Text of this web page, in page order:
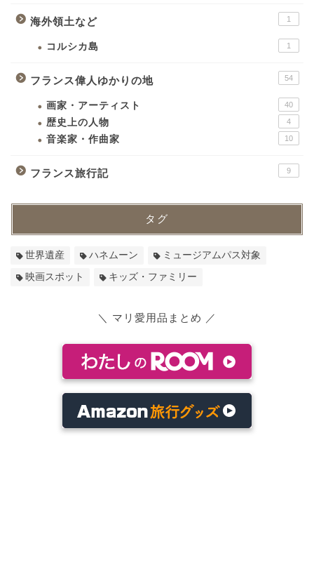
海外領土など 1
コルシカ島 1
フランス偉人ゆかりの地 54
画家・アーティスト 40
歴史上の人物 4
音楽家・作曲家 10
フランス旅行記 9
タグ
世界遺産 ハネムーン ミュージアムパス対象
映画スポット キッズ・ファミリー
＼ マリ愛用品まとめ ／